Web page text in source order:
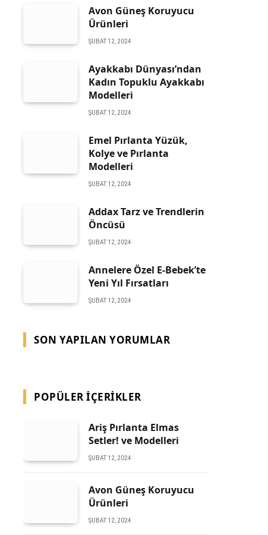
Avon Güneş Koruyucu
Ürünleri
ŞUBAT 12, 2024
Ayakkabı Dünyası’ndan
Kadın Topuklu Ayakkabı
Modelleri
ŞUBAT 12, 2024
Emel Pırlanta Yüzük,
Kolye ve Pırlanta
Modelleri
ŞUBAT 12, 2024
Addax Tarz ve Trendlerin
Öncüsü
ŞUBAT 12, 2024
Annelere Özel E-Bebek’te
Yeni Yıl Fırsatları
ŞUBAT 12, 2024
SON YAPILAN YORUMLAR
POPÜLER İÇERIKLER
Ariş Pırlanta Elmas
Setler! ve Modelleri
ŞUBAT 12, 2024
Avon Güneş Koruyucu
Ürünleri
ŞUBAT 12, 2024